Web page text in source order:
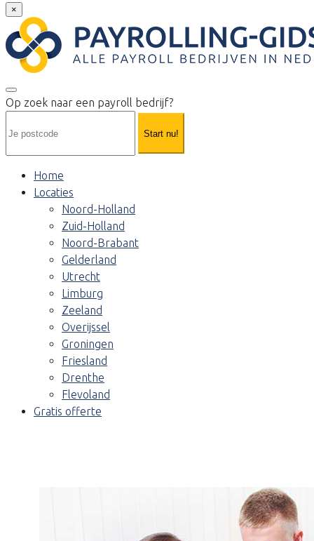
×
Op zoek naar een payroll bedrijf?
Start nu!
Home
Locaties
Noord-Holland
Zuid-Holland
Noord-Brabant
Gelderland
Utrecht
Limburg
Zeeland
Overijssel
Groningen
Friesland
Drenthe
Flevoland
Gratis offerte